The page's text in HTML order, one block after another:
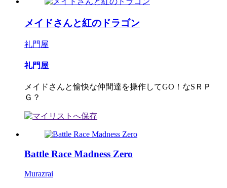
メイドさんと紅のドラゴン
礼門屋
礼門屋
メイドさんと愉快な仲間達を操作してGO！なSＲＰ
Ｇ？
Battle Race Madness Zero
Murazrai